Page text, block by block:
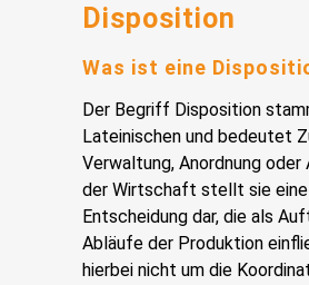
Disposition
Was ist eine
Der Begriff Disposition
Lateinischen und bedeutet
Verwaltung, Anordnung oder
der Wirtschaft stellt sie eine
Entscheidung dar, die als
Abläufe der Produktion
hierbei nicht um die